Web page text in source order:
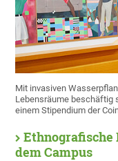
Mit invasiven
Lebensräume beschäftig
einem Stipendium der
dem Campus